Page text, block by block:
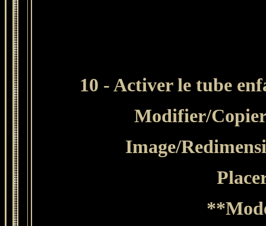
10 - Activer le tube
Modifier/
Image/